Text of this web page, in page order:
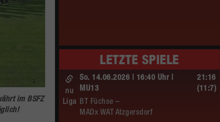
im BSFZ
LETZTE SPIELE
So. 14.06.2026 | 16:40 Uhr |
MU13
BT Füchse –
MADx WAT Atzgersdorf
nu
Liga
21:16
(11:7)